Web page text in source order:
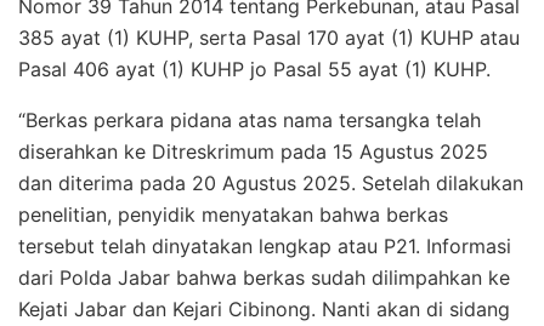
Nomor 39 Tahun 2014 tentang Perkebunan, atau Pasal
385 ayat (1) KUHP, serta Pasal 170 ayat (1) KUHP atau
Pasal 406 ayat (1) KUHP jo Pasal 55 ayat (1) KUHP.
“Berkas perkara pidana atas nama tersangka telah
diserahkan ke Ditreskrimum pada 15 Agustus 2025
dan diterima pada 20 Agustus 2025. Setelah dilakukan
penelitian, penyidik menyatakan bahwa berkas
tersebut telah dinyatakan lengkap atau P21. Informasi
dari Polda Jabar bahwa berkas sudah dilimpahkan ke
Kejati Jabar dan Kejari Cibinong. Nanti akan di sidang